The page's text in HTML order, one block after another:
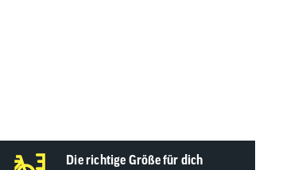
Die richtige Größe für dich